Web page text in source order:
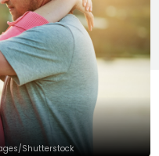
Shutterstock